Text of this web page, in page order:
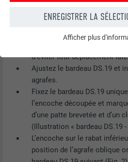
Réglage horizontal de la
Le premier bardeau DS.19 de
d’éviter tout déplacement
Ajustez le bardeau DS.19 et
agrafes.
Fixez le bardeau DS.19
l’encoche découpée et
d’une patte brevetée et d’un
(Illustration « bardeau DS.19
L’encoche sur le rabat
position de l’agrafe oblique
ENREGISTRER LA
fonctions de base du site Internet. Ils
Internet fonctionne correctement.
NOM PHPSESSID
FOURNISSEUR PHP
EXPIRATION Session
Ce cookie
Afficher les informations
STATISTIQUES (SERVICES
Les cookies « Statistiques (services
nous aident à comprendre comment
Nous collectons des informations
utilisateur sur le site Internet.
Afficher plus